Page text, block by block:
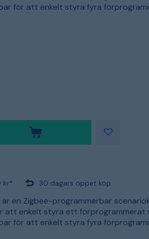
för att enkelt styra fyra
kr* 30 dagars öppet köp
är en Zigbee-programmerbar
att enkelt styra ett förprogrammerat
för att enkelt styra fyra